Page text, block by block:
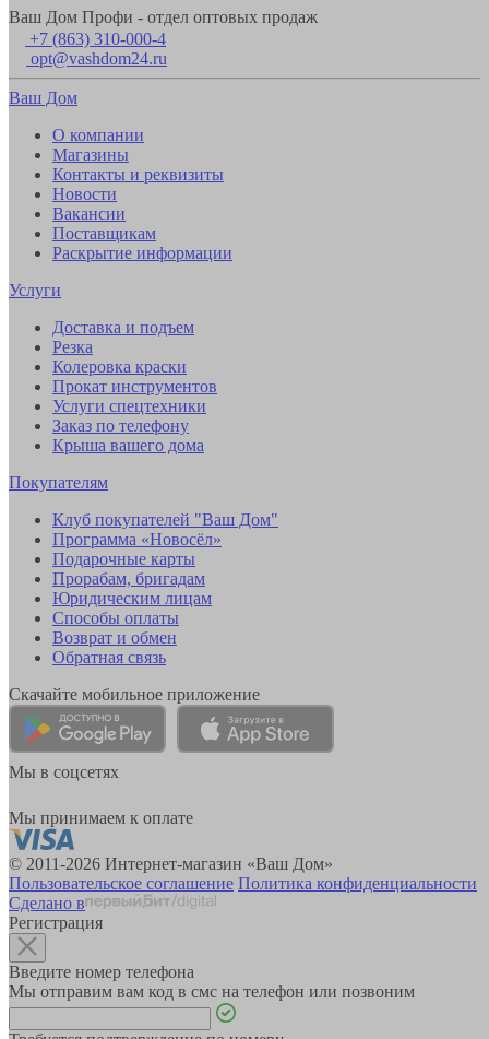
Ваш Дом Профи - отдел оптовых продаж
+7 (863) 310-000-4
opt@vashdom24.ru
Ваш Дом
О компании
Магазины
Контакты и реквизиты
Новости
Вакансии
Поставщикам
Раскрытие информации
Услуги
Доставка и подъем
Резка
Колеровка краски
Прокат инструментов
Услуги спецтехники
Заказ по телефону
Крыша вашего дома
Покупателям
Клуб покупателей "Ваш Дом"
Программа «Новосёл»
Подарочные карты
Прорабам, бригадам
Юридическим лицам
Способы оплаты
Возврат и обмен
Обратная связь
Скачайте мобильное приложение
Мы в соцсетях
Мы принимаем к оплате
© 2011-2026 Интернет-магазин «Ваш Дом»
Пользовательское соглашение Политика конфиденциальности
Сделано в
Регистрация
Введите номер телефона
Мы отправим вам код в смс на телефон или позвоним